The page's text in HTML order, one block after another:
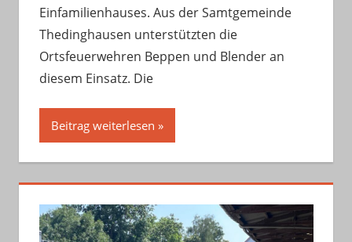
Einfamilienhauses. Aus der Samtgemeinde
Thedinghausen unterstützten die
Ortsfeuerwehren Beppen und Blender an
diesem Einsatz. Die
Beitrag weiterlesen